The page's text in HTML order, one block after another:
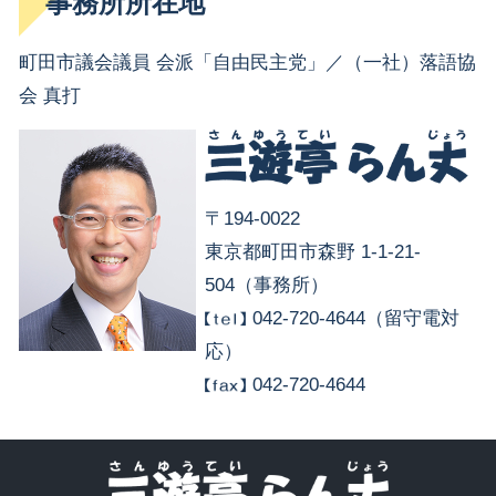
町田市議会議員 会派「自由民主党」／（一社）落語協
会 真打
〒194-0022
東京都町田市森野 1-1-21-
504（事務所）
042-720-4644（留守電対
応）
042-720-4644